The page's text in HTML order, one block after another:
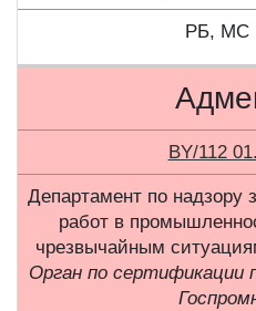
РБ, МС
BY/112
Департамент по надзору
работ в
чрезвычайным
Орган по сертификации